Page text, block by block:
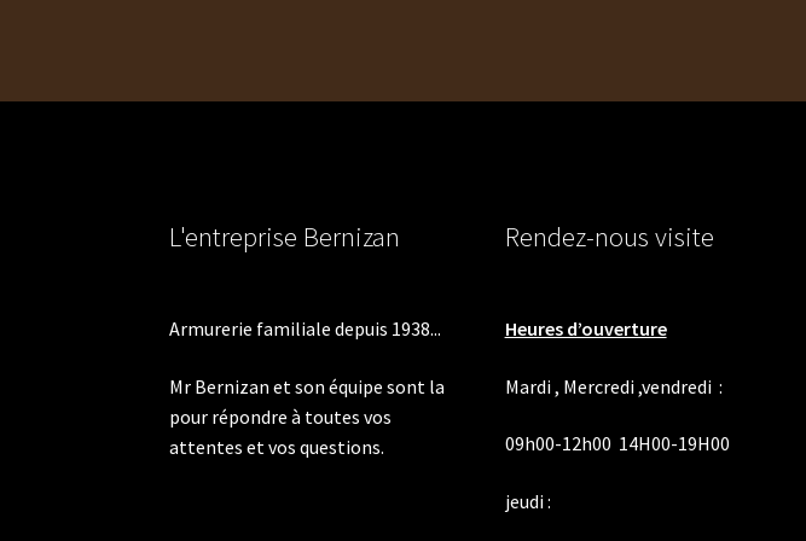
L'entreprise Bernizan
Armurerie familiale depuis 1938...
Mr Bernizan et son équipe sont la
pour répondre à toutes vos
attentes et vos questions.
Rendez-nous visite
Heures d’ouverture
Mardi , Mercredi ,vendredi :
09h00-12h00 14H00-19H00
jeudi :